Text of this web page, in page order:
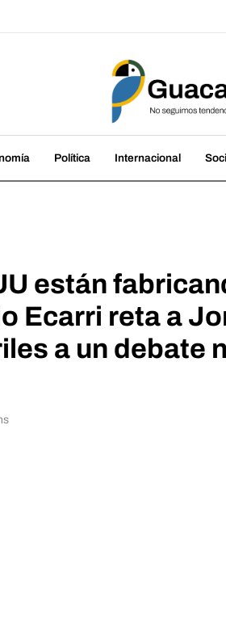
Política Internacional
están
Ecarri reta a
a un debate